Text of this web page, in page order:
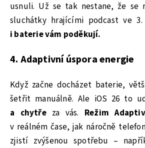
usnuli. Už se tak nestane, že se
sluchátky hrajícími podcast ve
i baterie vám poděkují.
4. Adaptivní úspora energie
Když začne docházet baterie,
šetřit manuálně. Ale iOS 26 to
a chytřeza vás. Režim
v reálném čase, jak náročně
zjistí zvýšenou spotřebu –